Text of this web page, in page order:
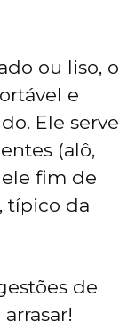
ou liso, o
e
Ele serve
(alô,
fim de
típico da
de